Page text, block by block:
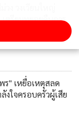
ง วงเวียนใหญ่
ตรียมทยอยคืนการ
" เหยื่อเหตุสลด
ใจครอบครัวผู้เสีย